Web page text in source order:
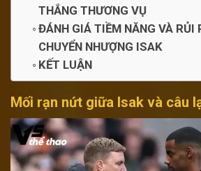
THẮNG THƯƠNG VỤ
ĐÁNH GIÁ TIỀM NĂNG VÀ RỦI
CHUYỂN NHƯỢNG ISAK
KẾT LUẬN
Mối rạn nứt giữa Isak và câu